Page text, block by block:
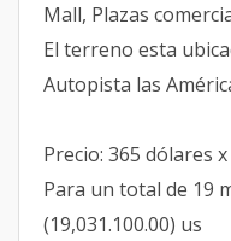
Mall, Plazas
El terreno esta
Autopista las
Precio: 365 dólares
Para un total de 19
(19,031.100.00) us